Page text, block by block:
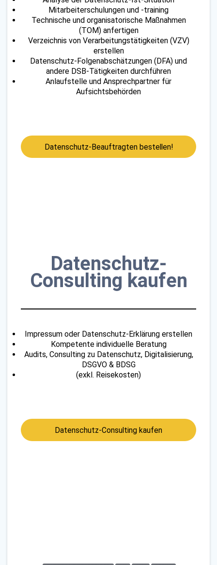
Mitarbeiterschulungen und -training
Technische und organisatorische Maßnahmen
(TOM) anfertigen
Verzeichnis von Verarbeitungstätigkeiten (VZV)
erstellen
Datenschutz-Folgenabschätzungen (DFA) und
andere DSB-Tätigkeiten durchführen
Anlaufstelle und Ansprechpartner für
Aufsichtsbehörden
Datenschutz-Beauftragten bestellen!
Datenschutz-
Consulting kaufen
Impressum oder Datenschutz-Erklärung erstellen
Kompetente individuelle Beratung
Audits, Consulting zu Datenschutz, Digitalisierung,
DSGVO & BDSG
(exkl. Reisekosten)
Datenschutz-Consulting kaufen